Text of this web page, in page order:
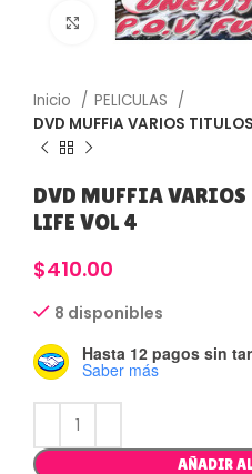
Haga Click para
Inicio
PELICULAS
DVD MUFFIA VARIOS
DVD MUFFIA
LIFE VOL 4
$410.00
8 disponibles
Hasta 12 pagos sin
Saber más
AÑADIR